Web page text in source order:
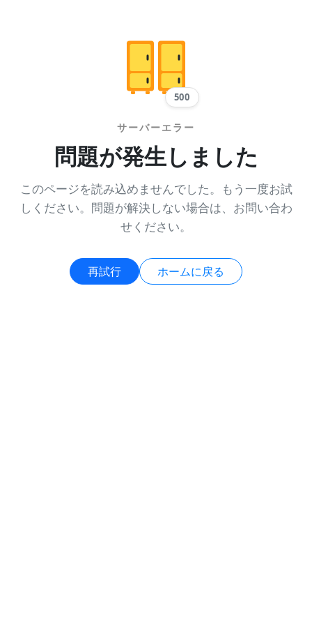
500
サーバーエラー
問題が発生しました
このページを読み込めませんでした。もう一度お試
しください。問題が解決しない場合は、お問い合わ
せください。
再試行 ホームに戻る